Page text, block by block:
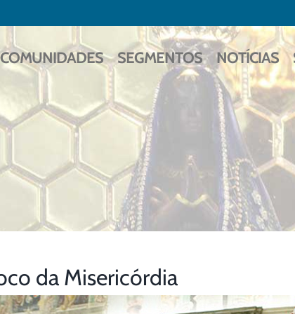
COMUNIDADES SEGMENTOS NOTÍCIAS
da Misericórdia